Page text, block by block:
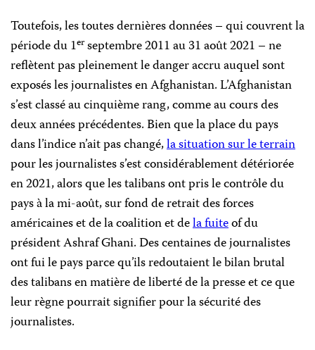
Toutefois, les toutes dernières données – qui couvrent la
période du 1erseptembre 2011 au 31 août 2021 – ne
reflètent pas pleinement le danger accru auquel sont
exposés les journalistes en Afghanistan. L’Afghanistan
s’est classé au cinquième rang, comme au cours des
deux années précédentes. Bien que la place du pays
dans l’indice n’ait pas changé,la situation sur le terrain
pour les journalistes s’est considérablement détériorée
en 2021, alors que les talibans ont pris le contrôle du
pays à la mi-août, sur fond de retrait des forces
américaines et de la coalition et dela fuiteof du
président Ashraf Ghani. Des centaines de journalistes
ont fui le pays parce qu’ils redoutaient le bilan brutal
des talibans en matière de liberté de la presse et ce que
leur règne pourrait signifier pour la sécurité des
journalistes.